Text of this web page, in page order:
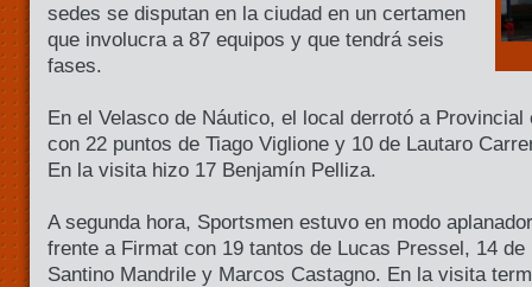
sedes se disputan en la ciudad en un certamen
que involucra a 87 equipos y que tendrá seis
fases.
En el Velasco de Náutico, el local derrotó a Provincial
con 22 puntos de Tiago Viglione y 10 de Lautaro
En la visita hizo 17 Benjamín Pelliza.
A segunda hora, Sportsmen estuvo en modo
frente a Firmat con 19 tantos de Lucas Pressel, 14
Santino Mandrile y Marcos Castagno. En la visita